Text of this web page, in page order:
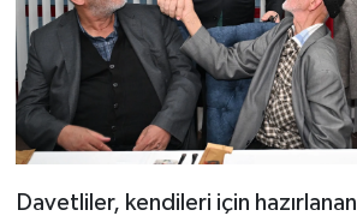
Davetliler, kendileri için hazırlanan
YARIŞMALAR
TANITIM
HABERDE İNSAN